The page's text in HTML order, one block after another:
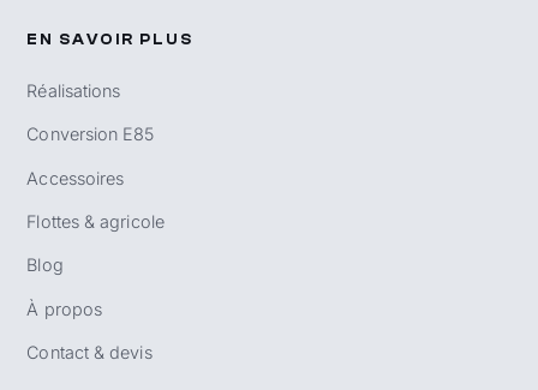
EN SAVOIR PLUS
Réalisations
Conversion E85
Accessoires
Flottes & agricole
Blog
À propos
Contact & devis